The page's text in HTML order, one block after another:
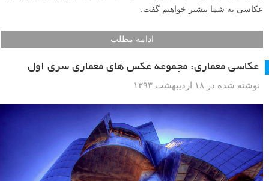
عکاسی به شما بیشتر خواهیم گفت.
ادامه مطلب
عکاسی معماری: مجموعه عکس های معماری سری اول
نوشته شده در ۱۸ اردیبهشت ۱۳۹۳